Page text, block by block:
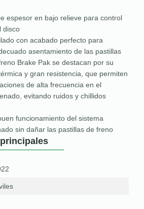
espesor en bajo relieve para control
disco
con acabado perfecto para
asentamiento de las pastillas
Brake Pak se destacan por su
y gran resistencia, que permiten
de alta frecuencia en el
evitando ruidos y chillidos
funcionamiento del sistema
sin dañar las pastillas de freno